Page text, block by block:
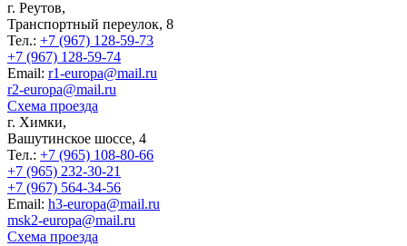
г. Реутов,
Транспортный переулок, 8
Тел.: +7 (967) 128-59-73
+7 (967) 128-59-74
Еmail: r1-europa@mail.ru
r2-europa@mail.ru
Схема проезда
г. Химки,
Вашутинское шоссе, 4
Тел.: +7 (965) 108-80-66
+7 (965) 232-30-21
+7 (967) 564-34-56
Еmail: h3-europa@mail.ru
msk2-europa@mail.ru
Схема проезда